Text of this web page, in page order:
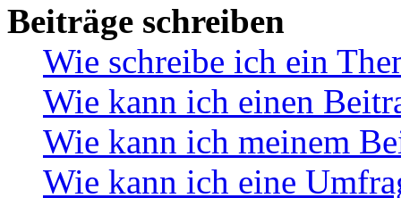
Beiträge schreiben
Wie schreibe ich ein
Wie kann ich einen
Wie kann ich meinem
Wie kann ich eine